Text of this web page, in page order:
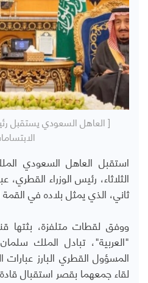
[ العاهل السعودي يستقبل
استقبل العاهل السعودي
الثلاثاء، رئيس الوزراء
ثاني، الذي يمثل بلاده في القمة
ووفق لقطات متلفزة، بثتها
"العربية"، تبادل الملك
المسؤول القطري البارز عبارات
لقاء جمعهما بقصر استقبال